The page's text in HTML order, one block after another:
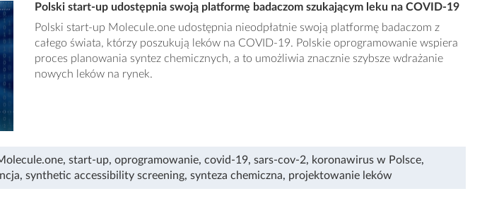
Polski start-up udostępnia swoją platformę badaczom szukającym leku na COVID-19
Polski start-up Molecule.one udostępnia nieodpłatnie swoją platformę badaczom z
całego świata, którzy poszukują leków na COVID-19. Polskie oprogramowanie wspiera
proces planowania syntez chemicznych, a to umożliwia znacznie szybsze wdrażanie
nowych leków na rynek.
, start-up, oprogramowanie, covid-19, sars-cov-2, koronawirus w Polsce,
, synthetic accessibility screening, synteza chemiczna, projektowanie leków